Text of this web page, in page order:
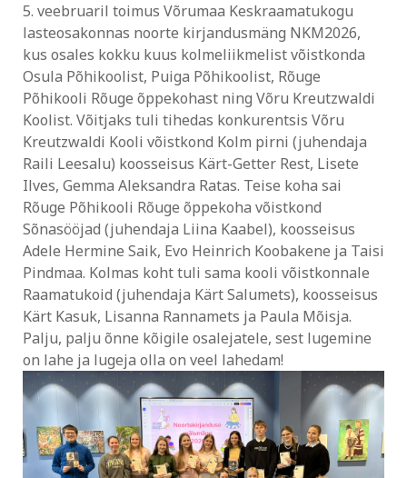
5. veebruaril toimus Võrumaa Keskraamatukogu
lasteosakonnas noorte kirjandusmäng NKM2026,
kus osales kokku kuus kolmeliikmelist võistkonda
Osula Põhikoolist, Puiga Põhikoolist, Rõuge
Põhikooli Rõuge õppekohast ning Võru Kreutzwaldi
Koolist. Võitjaks tuli tihedas konkurentsis Võru
Kreutzwaldi Kooli võistkond Kolm pirni (juhendaja
Raili Leesalu) koosseisus Kärt-Getter Rest, Lisete
Ilves, Gemma Aleksandra Ratas. Teise koha sai
Rõuge Põhikooli Rõuge õppekoha võistkond
Sõnasööjad (juhendaja Liina Kaabel), koosseisus
Adele Hermine Saik, Evo Heinrich Koobakene ja Taisi
Pindmaa. Kolmas koht tuli sama kooli võistkonnale
Raamatukoid (juhendaja Kärt Salumets), koosseisus
Kärt Kasuk, Lisanna Rannamets ja Paula Mõisja.
Palju, palju õnne kõigile osalejatele, sest lugemine
on lahe ja lugeja olla on veel lahedam!